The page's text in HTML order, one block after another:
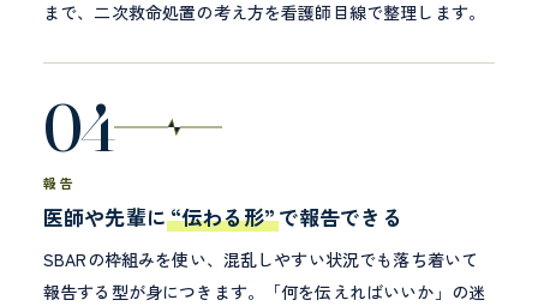
まで、二次救命処置の考え方を看護師目線で整理します。
04
報告
医師や先輩に“伝わる形”で報告できる
SBARの枠組みを使い、混乱しやすい状況でも落ち着いて
報告する型が身につきます。「何を伝えればいいか」の迷